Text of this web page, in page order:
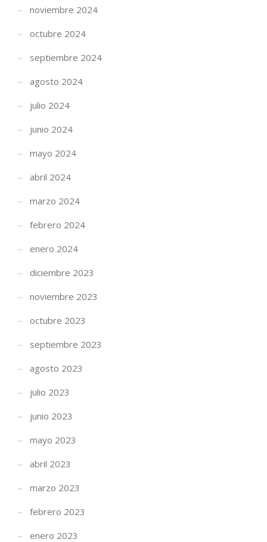
noviembre 2024
octubre 2024
septiembre 2024
agosto 2024
julio 2024
junio 2024
mayo 2024
abril 2024
marzo 2024
febrero 2024
enero 2024
diciembre 2023
noviembre 2023
octubre 2023
septiembre 2023
agosto 2023
julio 2023
junio 2023
mayo 2023
abril 2023
marzo 2023
febrero 2023
enero 2023